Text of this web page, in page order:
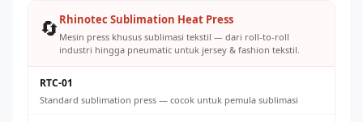
🔄 Rhinotec Sublimation Heat Press
Mesin press khusus sublimasi tekstil — dari roll-to-roll
industri hingga pneumatic untuk jersey & fashion tekstil.
RTC-01
Standard sublimation press — cocok untuk pemula sublimasi